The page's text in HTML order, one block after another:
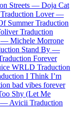
Streets — Doja Cat
Traduction Lover —
Summer Traduction
Traduction
— Michele Morrone
Stand By —
Forever
WRLD Traduction
I Think I’m
bad vibes forever
Shy (Let Me
— Avicii Traduction